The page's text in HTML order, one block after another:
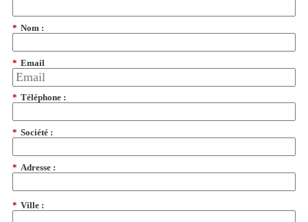
* Nom :
* Email
* Téléphone :
* Société :
* Adresse :
* Ville :